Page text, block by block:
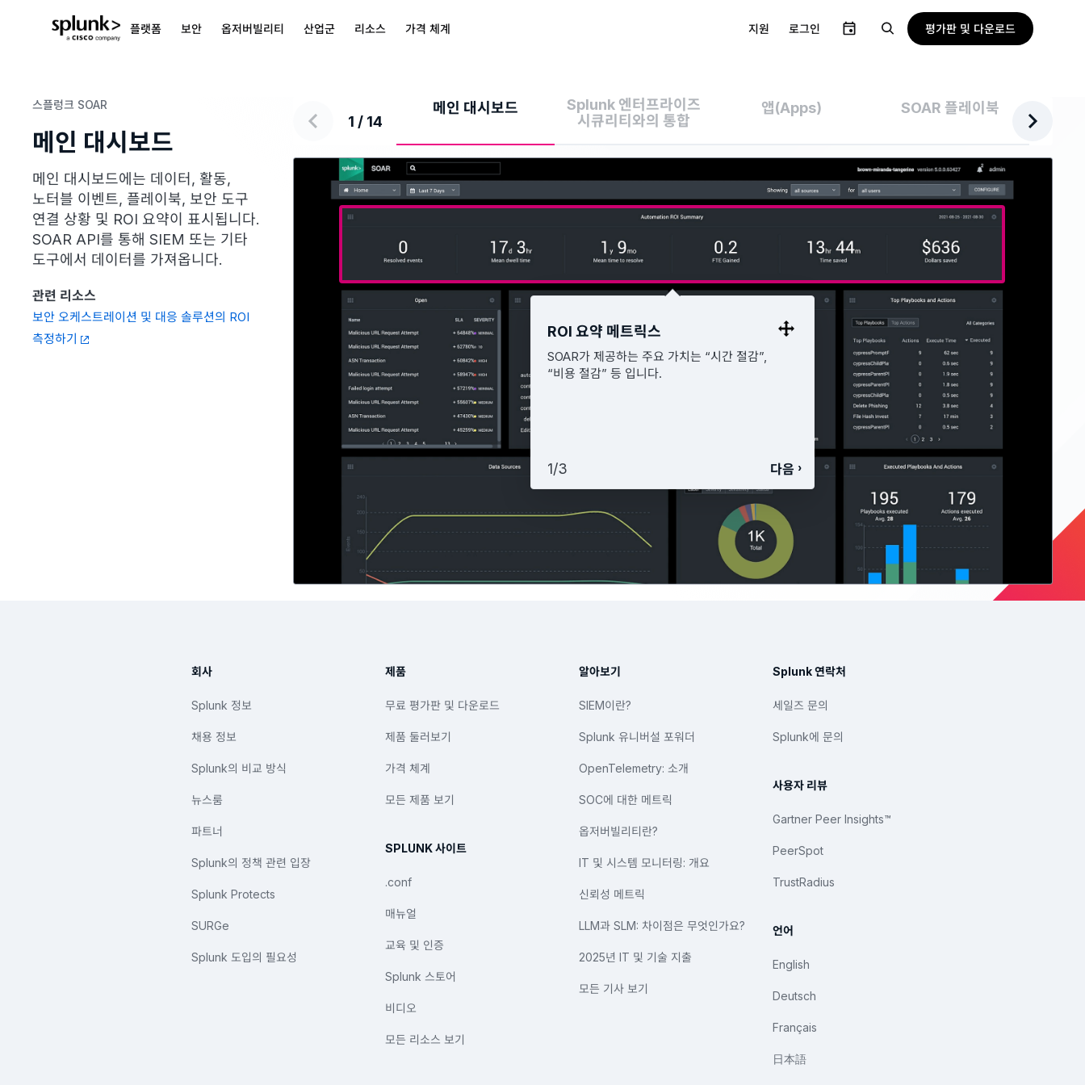
플랫폼 보안 옵저버빌리티 산업군 리소스 가격 체계 지원 로그인 평가판 및 다운로드
스플렁크 SOAR
메인 대시보드
메인 대시보드에는 데이터, 활동,
노터블 이벤트, 플레이북, 보안 도구
연결 상황 및 ROI 요약이 표시됩니다.
SOAR API를 통해 SIEM 또는 기타
도구에서 데이터를 가져옵니다.
관련 리소스
보안 오케스트레이션 및 대응 솔루션의 ROI
측정하기
1 / 14
메인 대시보드
Splunk 엔터프라이즈
시큐리티와의 통합
앱(Apps) SOAR 플레이북
ROI 요약 메트릭스
SOAR가 제공하는 주요 가치는 “시간 절감”,
“비용 절감” 등 입니다.
1/3 다음
회사
Splunk 정보
채용 정보
Splunk의 비교 방식
뉴스룸
파트너
Splunk의 정책 관련 입장
Splunk Protects
SURGe
Splunk 도입의 필요성
제품
무료 평가판 및 다운로드
제품 둘러보기
가격 체계
모든 제품 보기
SPLUNK 사이트
.conf
매뉴얼
교육 및 인증
Splunk 스토어
비디오
모든 리소스 보기
알아보기
SIEM이란?
Splunk 유니버설 포워더
OpenTelemetry: 소개
SOC에 대한 메트릭
옵저버빌리티란?
IT 및 시스템 모니터링: 개요
신뢰성 메트릭
LLM과 SLM: 차이점은 무엇인가요?
2025년 IT 및 기술 지출
모든 기사 보기
Splunk 연락처
세일즈 문의
Splunk에 문의
사용자 리뷰
Gartner Peer Insights™
PeerSpot
TrustRadius
언어
English
Deutsch
Français
日本語